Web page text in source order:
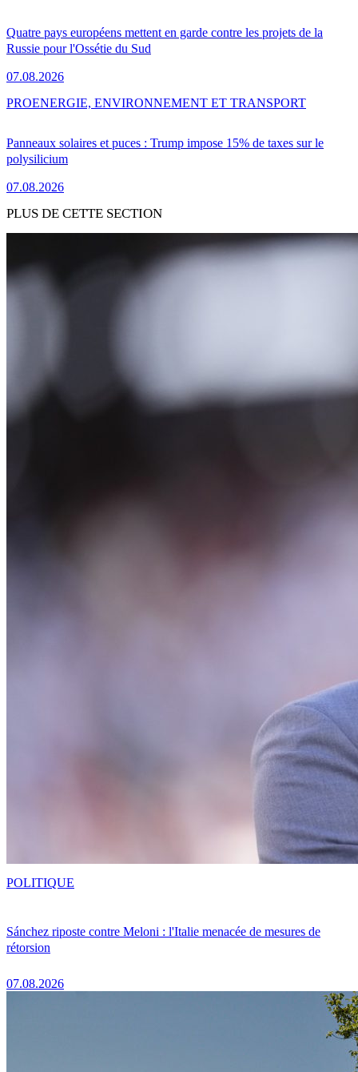
Quatre pays européens mettent en garde contre les projets de la
Russie pour l'Ossétie du Sud
07.08.2026
Panneaux solaires et puces : Trump impose 15% de taxes sur le
polysilicium
07.08.2026
PROENERGIE, ENVIRONNEMENT ET TRANSPORT
PLUS DE CETTE SECTION
Sánchez riposte contre Meloni : l'Italie menacée de mesures de
rétorsion
07.08.2026
POLITIQUE